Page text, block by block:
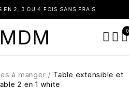
FOIS SANS FRAIS.
0
à manger / Table extensible et
2 en 1 white